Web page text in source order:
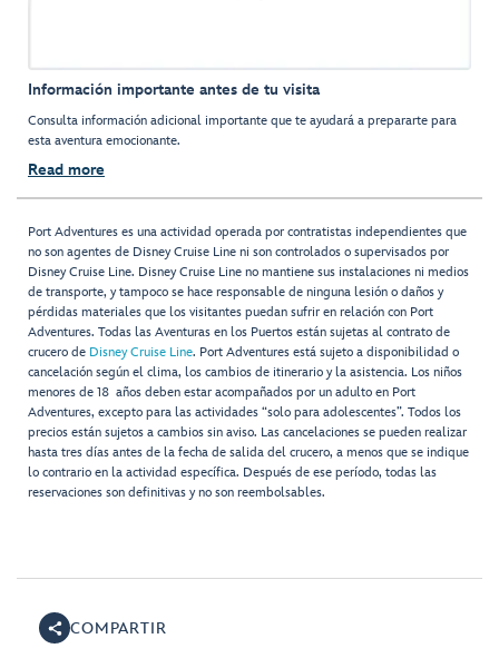
Información importante antes de tu visita
Consulta información adicional importante que te ayudará a prepararte para
esta aventura emocionante.
Read more
Port Adventures es una actividad operada por contratistas independientes que
no son agentes de Disney Cruise Line ni son controlados o supervisados por
Disney Cruise Line. Disney Cruise Line no mantiene sus instalaciones ni medios
de transporte, y tampoco se hace responsable de ninguna lesión o daños y
pérdidas materiales que los visitantes puedan sufrir en relación con Port
Adventures. Todas las Aventuras en los Puertos están sujetas al contrato de
crucero de Disney Cruise Line. Port Adventures está sujeto a disponibilidad o
cancelación según el clima, los cambios de itinerario y la asistencia. Los niños
menores de 18 años deben estar acompañados por un adulto en Port
Adventures, excepto para las actividades “solo para adolescentes”. Todos los
precios están sujetos a cambios sin aviso. Las cancelaciones se pueden realizar
hasta tres días antes de la fecha de salida del crucero, a menos que se indique
lo contrario en la actividad específica. Después de ese período, todas las
reservaciones son definitivas y no son reembolsables.
COMPARTIR